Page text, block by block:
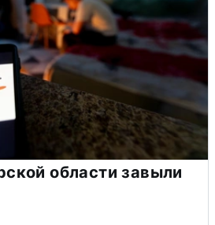
области завыли